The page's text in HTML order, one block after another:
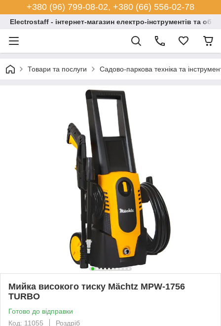
+380 (96) 799-08-02, +380 (66) 556-02-78
Electrostaff - інтернет-магазин електро-інструментів та
Товари та послуги Садово-паркова техніка та
Мийка високого тиску Mächtz MPW-1756
TURBO
Готово до відправки
Код: 11055
Роздріб